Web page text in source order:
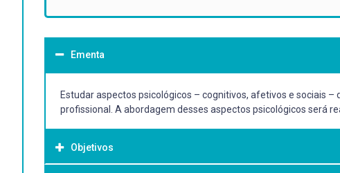
Ementa
Estudar aspectos psicológicos – cognitivos, afetivos e sociais
profissional. A abordagem desses aspectos psicológicos será
Objetivos